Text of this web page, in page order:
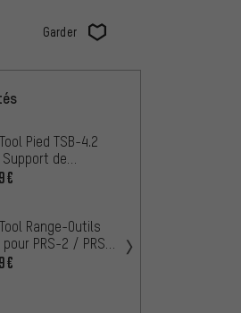
Garder
Pied TSB-4.2
de
Professionnel
Range-Outils
pour PRS-2 / PRS-
4